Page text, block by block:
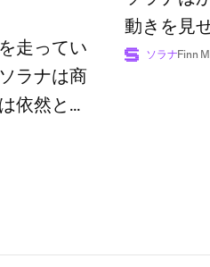
走ってい
ラナは商
依然とし
動きを見
ソラナFinn